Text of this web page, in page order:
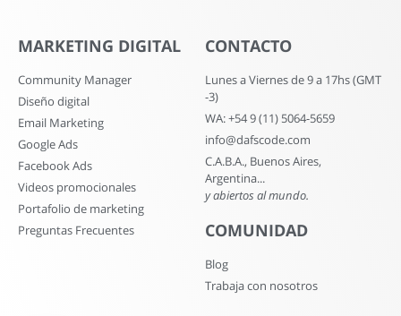
MARKETING DIGITAL
Community Manager
Diseño digital
Email Marketing
Google Ads
Facebook Ads
Videos promocionales
Portafolio de marketing
Preguntas Frecuentes
CONTACTO
Lunes a Viernes de 9 a 17hs (GMT
-3)
WA: +54 9 (11) 5064-5659
info@dafscode.com
C.A.B.A., Buenos Aires,
Argentina...
y abiertos al mundo.
COMUNIDAD
Blog
Trabaja con nosotros